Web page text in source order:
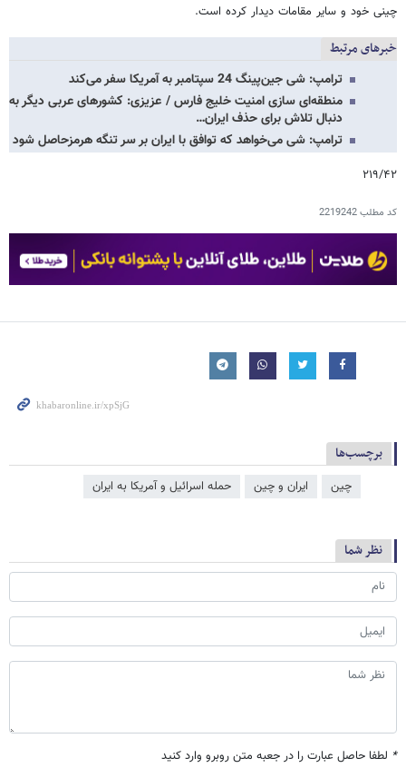
چینی خود و سایر مقامات دیدار کرده است.
خبرهای مرتبط
ترامپ: شی جین‌پینگ 24 سپتامبر به آمریکا سفر می‌کند
منطقه‌ای سازی امنیت خلیج فارس / عزیزی: کشورهای عربی دیگر به
دنبال تلاش برای حذف ایران…
ترامپ: شی می‌خواهد که توافق با ایران بر سر تنگه هرمزحاصل شود
۲۱۹/۴۲
کد مطلب2219242
برچسب‌ها
چین ایران و چین حمله اسرائیل و آمریکا به ایران
نظر شما
* لطفا حاصل عبارت را در جعبه متن روبرو وارد کنید